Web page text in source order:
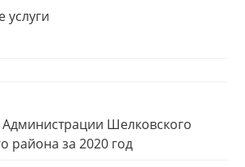
Шелковского
района за 2020 год